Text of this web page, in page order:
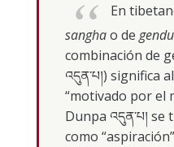
En
sanghao de
combinación de
འདུན་པ།) significa
“motivado por el
Dunpa འདུན་པ།
como